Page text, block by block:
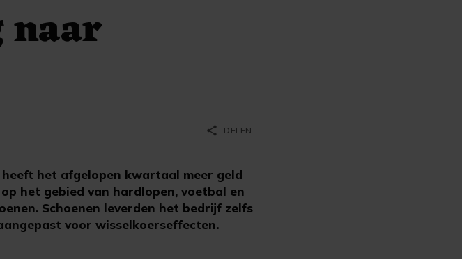
naar
heeft het afgelopen kwartaal meer geld
het gebied van hardlopen, voetbal en
Schoenen leverden het bedrijf zelfs
voor wisselkoerseffecten.
share DELEN